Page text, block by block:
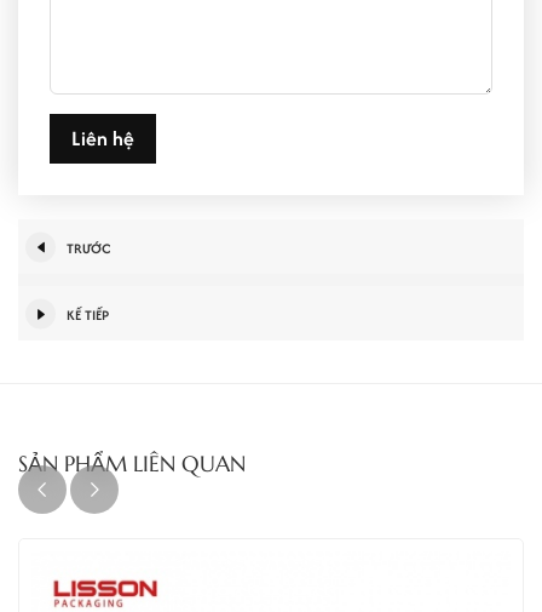
Liên hệ
TRƯỚC
KẾ TIẾP
SẢN PHẨM LIÊN QUAN